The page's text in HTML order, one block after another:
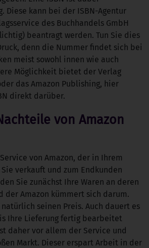
Diese kann bei der ISBN-Agentur
des Buchhandels GmbH
beantragt werden. Tun Sie dies
denn die Nummer findet sich bei
meist sowohl innen wie auch
Möglichkeit bietet der Verlag
das Amazon Publishing, hier
direkt darüber.
von Amazon
von Amazon, der in Ihrem
verkauft und zum Endkunden
Sie zunächst Ihre Waren an deren
der Amazon kümmert sich darum.
natürlich seinen Preis. Auch dauert es
Ihre Lieferung fertig bearbeitet
daher vor allem der Service und
Markt. Dieser erspart Arbeit in der